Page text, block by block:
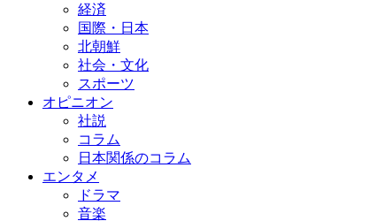
経済
国際・日本
北朝鮮
社会・文化
スポーツ
オピニオン
社説
コラム
日本関係のコラム
エンタメ
ドラマ
音楽